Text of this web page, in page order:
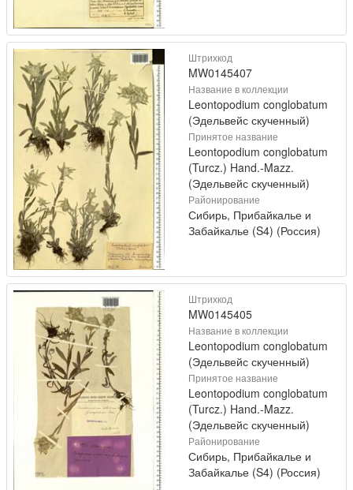
Штрихкод
MW0145407
Название в коллекции
Leontopodium conglobatum
(Эдельвейс скученный)
Принятое название
Leontopodium conglobatum
(Turcz.) Hand.-Mazz.
(Эдельвейс скученный)
Районирование
Сибирь, Прибайкалье и
Забайкалье (S4) (Россия)
Штрихкод
MW0145405
Название в коллекции
Leontopodium conglobatum
(Эдельвейс скученный)
Принятое название
Leontopodium conglobatum
(Turcz.) Hand.-Mazz.
(Эдельвейс скученный)
Районирование
Сибирь, Прибайкалье и
Забайкалье (S4) (Россия)